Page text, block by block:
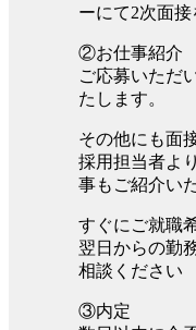
ーにて2次面接
②お仕事紹介
ご応募いただ
たします。
その他にも面
採用担当者よ
事もご紹介い
すぐにご就職
翌日からの勤
相談ください
③内定